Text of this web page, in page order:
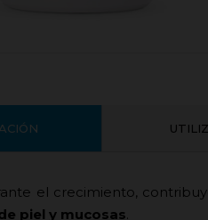
el crecimiento,
piel y mucosas.